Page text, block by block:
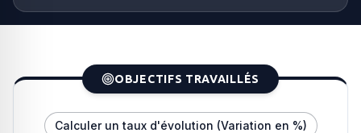
OBJECTIFS TRAVAILLÉS
Calculer un taux d'évolution (Variation en %)